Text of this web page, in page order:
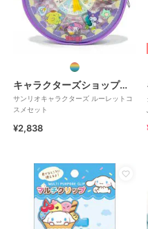
キャラクターズショップ ラフラフ
サンリオキャラクターズ ルーレットコ
スメセット
¥2,838